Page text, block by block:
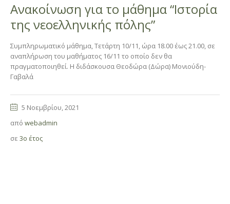
Ανακοίνωση για τo μάθημα “Ιστορία
της νεοελληνικής πόλης”
Συμπληρωματικό μάθημα, Τετάρτη 10/11, ώρα 18.00 έως 21.00, σε
αναπλήρωση του μαθήματος 16/11 το οποίο δεν θα
πραγματοποιηθεί. Η διδάσκουσα Θεοδώρα (Δώρα) Μονιούδη-
Γαβαλά
5 Νοεμβρίου, 2021
από webadmin
σε 3ο έτος